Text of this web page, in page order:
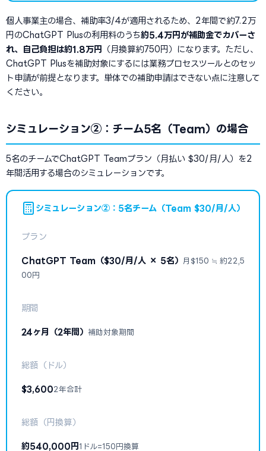
個人事業主の場合、補助率3/4が適用されるため、2年間で約7.2万
円のChatGPT Plusの利用料のうち約5.4万円が補助金でカバーさ
れ、自己負担は約1.8万円
（月換算約750円）になります。ただし、
ChatGPT Plusを補助対象にするには業務プロセスツールとのセッ
ト申請が前提となります。単体での補助申請はできない点に注意して
ください。
シミュレーション②：チーム5名（Team）の場合
5名のチームでChatGPT Teamプラン（月払い $30/月/人）を2
年間活用する場合のシミュレーションです。
シミュレーション②：5名チーム（Team $30/月/人）
プラン
ChatGPT Team（$30/月/人 × 5名）
月$150 ≒ 約22,5
00円
期間
24ヶ月（2年間） 補助対象期間
総額（ドル）
$3,6002年合計
総額（円換算）
約540,000円 1ドル=150円換算